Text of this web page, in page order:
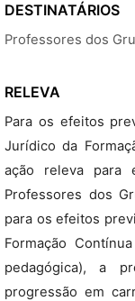
DESTINATÁRIOS
Professores dos
RELEVA
Para os efeitos
Jurídico da
ação releva para
Professores dos
para os efeitos
Formação
pedagógica), a
progressão em